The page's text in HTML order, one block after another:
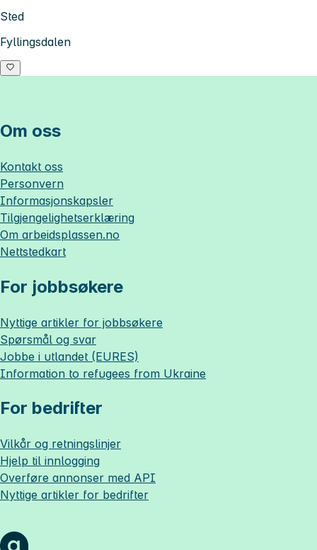
Sted
Fyllingsdalen
Om oss
Kontakt oss
Personvern
Informasjonskapsler
Tilgjengelighetserklæring
Om arbeidsplassen.no
Nettstedkart
For jobbsøkere
Nyttige artikler for jobbsøkere
Spørsmål og svar
Jobbe i utlandet (EURES)
Information to refugees from Ukraine
For bedrifter
Vilkår og retningslinjer
Hjelp til innlogging
Overføre annonser med API
Nyttige artikler for bedrifter